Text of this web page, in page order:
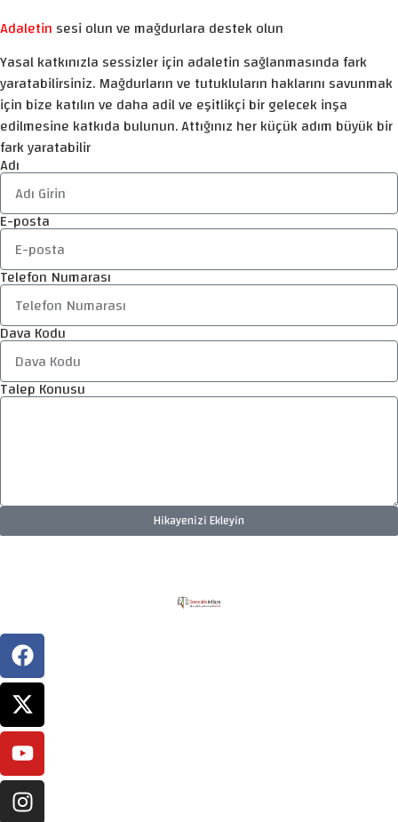
Adaletin sesi olun ve mağdurlara destek olun
Yasal katkınızla sessizler için adaletin sağlanmasında fark
yaratabilirsiniz. Mağdurların ve tutukluların haklarını savunmak
için bize katılın ve daha adil ve eşitlikçi bir gelecek inşa
edilmesine katkıda bulunun. Attığınız her küçük adım büyük bir
fark yaratabilir
Adı
E-posta
Telefon Numarası
Dava Kodu
Talep Konusu
Hikayenizi Ekleyin